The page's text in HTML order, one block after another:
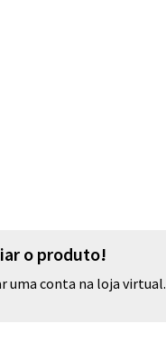
o produto!
uma conta na loja virtual.